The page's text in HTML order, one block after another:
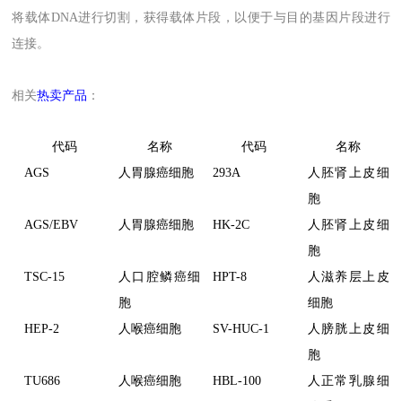
将载体DNA进行切割，获得载体片段，以便于与目的基因片段进行
连接。
相关热卖产品 ：
代码 名称 代码
名称
AGS
人胃腺癌细胞 293A
人胚肾上皮细
胞
AGS/EBV
人胃腺癌细胞 HK-2C
人胚肾上皮细
胞
TSC-15
人口腔鳞癌细
胞
HPT-8
人滋养层上皮
细胞
HEP-2
人喉癌细胞 SV-HUC-1
人膀胱上皮细
胞
TU686
人喉癌细胞 HBL-100
人正常乳腺细